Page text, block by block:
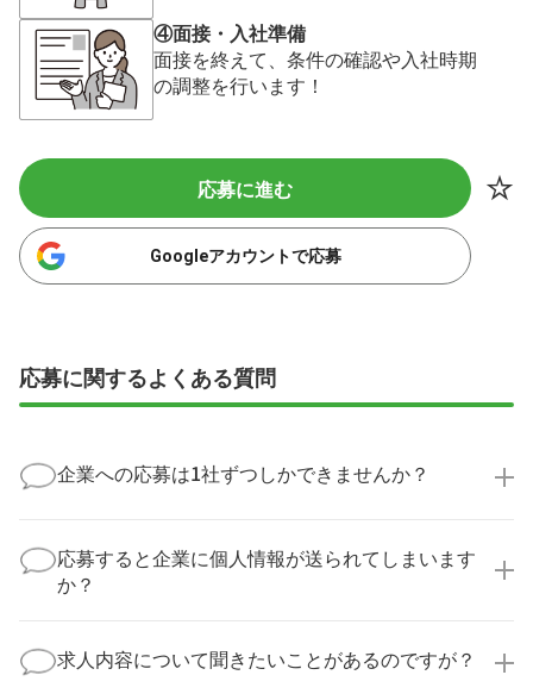
④面接・入社準備
面接を終えて、条件の確認や入社時期
の調整を行います！
応募に進む
Googleアカウントで応募
応募に関するよくある質問
企業への応募は1社ずつしかできませんか？
実際に医療キャリアナビを利用して転職に成功した方
の多くは、複数応募して自分に合った職場を選ばれて
います。
応募すると企業に個人情報が送られてしまいます
か？
業様に個人情報が送られることはありません！
より詳細な求人情報をご確認いただいた上で、転職希
求人内容について聞きたいことがあるのですが？